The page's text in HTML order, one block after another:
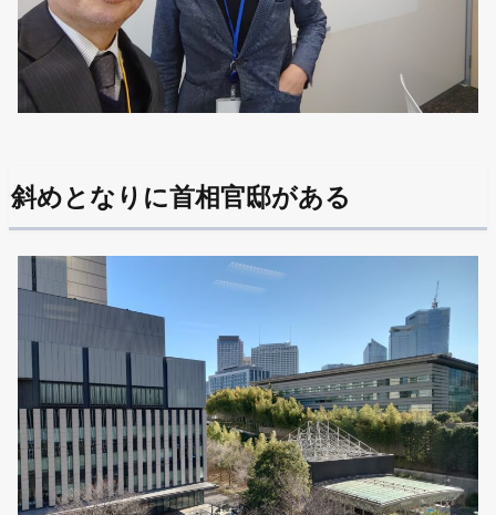
斜めとなりに首相官邸がある